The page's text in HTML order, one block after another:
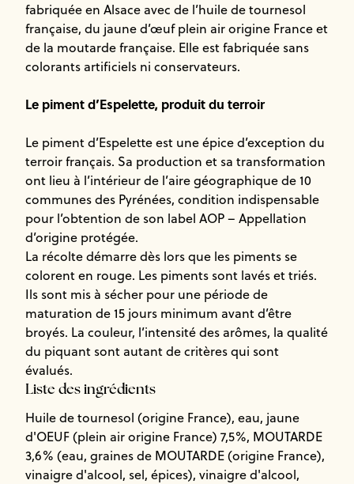
fabriquée en Alsace avec de l’huile de tournesol
française, du jaune d’œuf plein air origine France et
de la moutarde française. Elle est fabriquée sans
colorants artificiels ni conservateurs.
Le piment d’Espelette, produit du terroir
Le piment d’Espelette est une épice d’exception du
terroir français. Sa production et sa transformation
ont lieu à l’intérieur de l’aire géographique de 10
communes des Pyrénées, condition indispensable
pour l’obtention de son label AOP – Appellation
d’origine protégée.
La récolte démarre dès lors que les piments se
colorent en rouge. Les piments sont lavés et triés.
Ils sont mis à sécher pour une période de
maturation de 15 jours minimum avant d’être
broyés. La couleur, l’intensité des arômes, la qualité
du piquant sont autant de critères qui sont
évalués.
Liste des ingrédients
Huile de tournesol (origine France), eau, jaune
d'OEUF (plein air origine France) 7,5%, MOUTARDE
3,6% (eau, graines de MOUTARDE (origine France),
vinaigre d'alcool, sel, épices), vinaigre d'alcool,